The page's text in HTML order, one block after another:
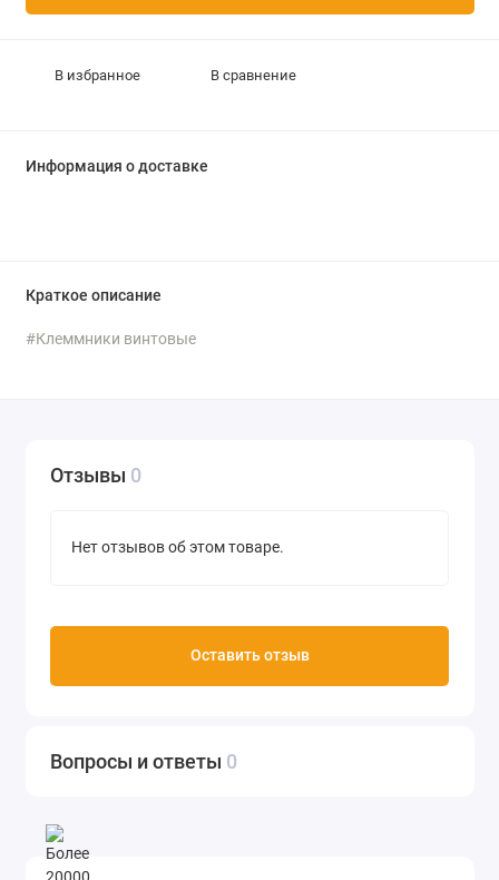
В избранное В сравнение
Информация о доставке
Краткое описание
#Клеммники винтовые
Отзывы 0
Нет отзывов об этом товаре.
Оставить отзыв
Вопросы и ответы 0